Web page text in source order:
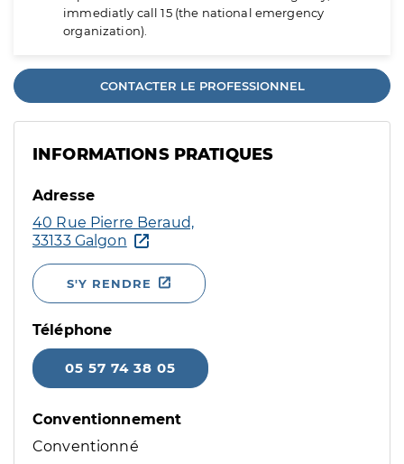
immediatly call 15 (the national emergency
organization).
CONTACTER LE PROFESSIONNEL
INFORMATIONS PRATIQUES
Adresse
40 Rue Pierre Beraud,
33133 Galgon
S'Y RENDRE
Téléphone
05 57 74 38 05
Conventionnement
Conventionné